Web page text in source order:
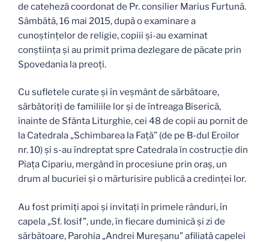
de cateheză coordonat de Pr. consilier Marius Furtună.
Sâmbătă, 16 mai 2015, după o examinare a
cunoştinţelor de religie, copiii şi-au examinat
conştiinţa şi au primit prima dezlegare de păcate prin
Spovedania la preoţi.
Cu sufletele curate şi în veşmânt de sărbătoare,
sărbătoriţi de familiile lor şi de întreaga Biserică,
înainte de Sfânta Liturghie, cei 48 de copii au pornit de
la Catedrala „Schimbarea la Faţă” (de pe B-dul Eroilor
nr. 10) şi s-au îndreptat spre Catedrala în costrucţie din
Piaţa Cipariu, mergând în procesiune prin oraş, un
drum al bucuriei şi o mărturisire publică a credinţei lor.
Au fost primiţi apoi şi invitaţi în primele rânduri, în
capela „Sf. Iosif”, unde, în fiecare duminică şi zi de
sărbătoare, Parohia „Andrei Mureşanu” afiliată capelei